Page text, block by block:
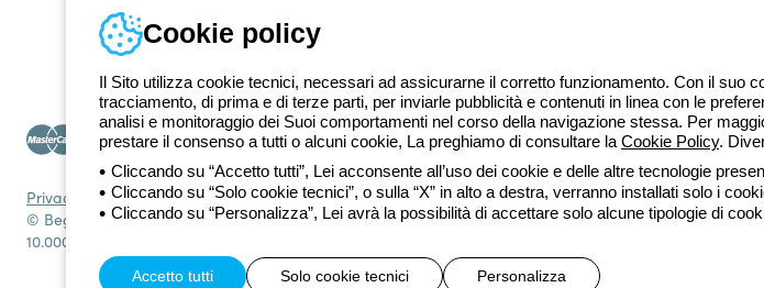
Seminari
Privacy PolicyCookie policyCondizioni di venditaTutte le policyAccessibilità Credits
© Beghelli S.p.A. Società con Unico Socio - Società soggetta alla direzione e coordinamento di Gewiss
10.000.000 EUR i.v.
Cookie policy
Il Sito utilizza cookie tecnici, necessari ad assicurarne il corretto funzionamento. Con il suo
tracciamento, di prima e di terze parti, per inviarle pubblicità e contenuti in linea con le
analisi e monitoraggio dei Suoi comportamenti nel corso della navigazione stessa. Per
prestare il consenso a tutti o alcuni cookie, La preghiamo di consultare la Cookie Policy.
Cliccando su “Accetto tutti”, Lei acconsente all’uso dei cookie e delle altre tecnologie
Cliccando su “Solo cookie tecnici”, o sulla “X” in alto a destra, verranno installati solo i
Cliccando su “Personalizza”, Lei avrà la possibilità di accettare solo alcune tipologie di
Accetto tutti Solo cookie tecnici Personalizza